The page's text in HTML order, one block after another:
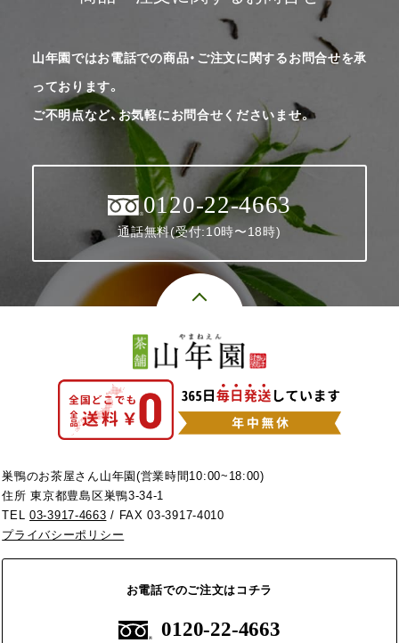
山年園ではお電話での商品・ご注文に関するお問合せを承
っております。
ご不明点など、お気軽にお問合せくださいませ。
0120-22-4663
通話無料(受付:10時〜18時)
巣鴨のお茶屋さん山年園(営業時間10:00~18:00)
住所 東京都豊島区巣鴨3-34-1
TEL03-3917-4663 / FAX 03-3917-4010
プライバシーポリシー
お電話でのご注文はコチラ
0120-22-4663